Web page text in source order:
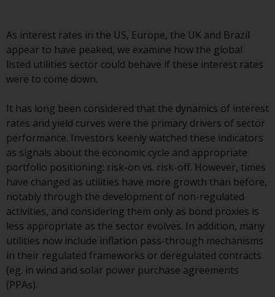
Website erklären Sie, dass Sie die
folgenden
Geschäftsbedingungen, wie sie
von RWC Partners Limited („RWC“)
und anerkannt haben und damit
einverstanden sind. Diese
Website kann Werbung
enthalten.
Zugang unterliegt lokalen
Beschränkungen
Obwohl Sie ein Land ausgewählt
haben, richtet sich diese Website
As interest rates in the US, Europe, the UK and Brazil
appear to have peaked, we examine how the global
listed utilities sector could behave if these interest rates
were to come down.
It has long been considered that the dynamics of interest
rates and yield curves were the primary drivers of sector
performance. Investors keenly watched these indicators
as signals about the economic cycle and appropriate
portfolio positioning: risk-on vs. risk-off. However, times
have changed as utilities have more growth than before,
notably through the development of non-regulated
activities, and considering them only as bond proxies is
less appropriate as the sector evolves. In addition, many
utilities now include inflation pass-through mechanisms
in their regulated frameworks or deregulated contracts
(eg. in wind and solar power purchase agreements
(PPAs).